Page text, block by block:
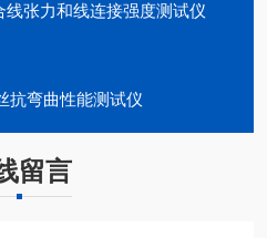
线张力和线连接强度测试仪
抗弯曲性能测试仪
留言